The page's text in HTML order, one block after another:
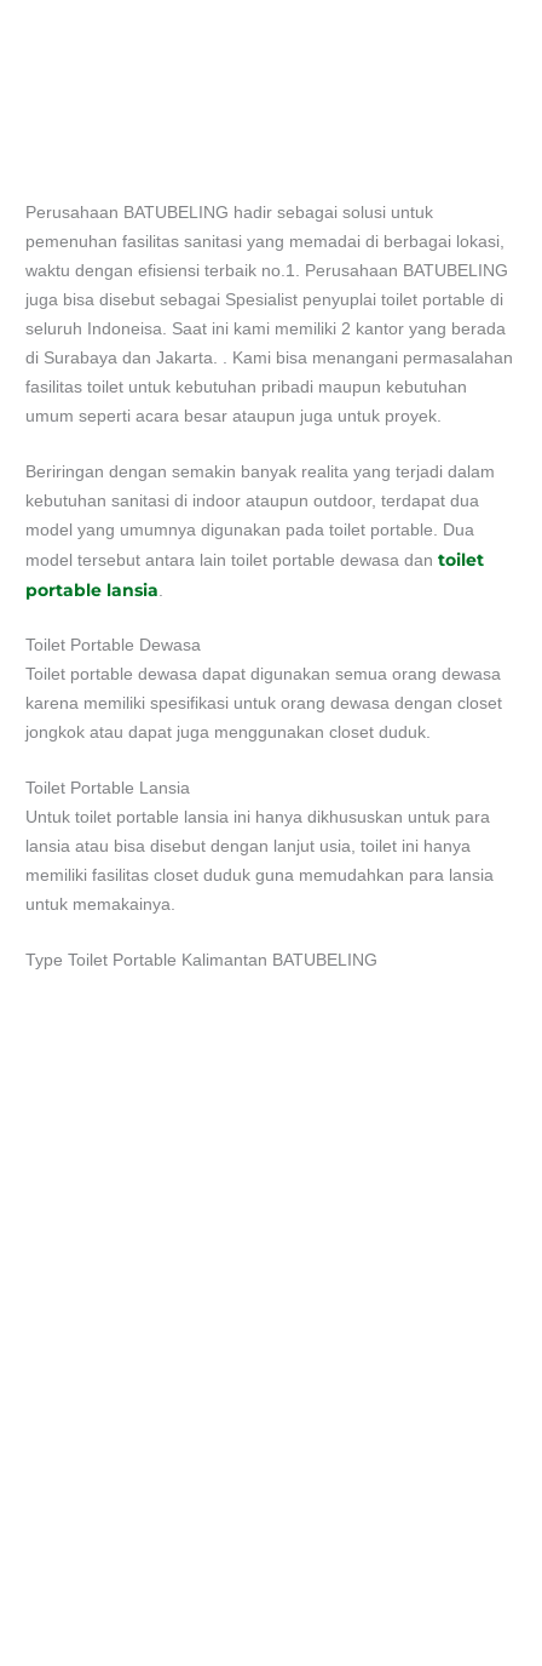
Perusahaan BATUBELING hadir sebagai solusi untuk
pemenuhan fasilitas sanitasi yang memadai di berbagai lokasi,
waktu dengan efisiensi terbaik no.1. Perusahaan BATUBELING
juga bisa disebut sebagai Spesialist penyuplai toilet portable di
seluruh Indoneisa. Saat ini kami memiliki 2 kantor yang berada
di Surabaya dan Jakarta. . Kami bisa menangani permasalahan
fasilitas toilet untuk kebutuhan pribadi maupun kebutuhan
umum seperti acara besar ataupun juga untuk proyek.
Beriringan dengan semakin banyak realita yang terjadi dalam
kebutuhan sanitasi di indoor ataupun outdoor, terdapat dua
model yang umumnya digunakan pada toilet portable. Dua
model tersebut antara lain toilet portable dewasa dantoilet
portable lansia
Toilet Portable Dewasa
Toilet portable dewasa dapat digunakan semua orang dewasa
karena memiliki spesifikasi untuk orang dewasa dengan closet
jongkok atau dapat juga menggunakan closet duduk.
Toilet Portable Lansia
Untuk toilet portable lansia ini hanya dikhususkan untuk para
lansia atau bisa disebut dengan lanjut usia, toilet ini hanya
memiliki fasilitas closet duduk guna memudahkan para lansia
untuk memakainya.
Type Toilet Portable Kalimantan BATUBELING